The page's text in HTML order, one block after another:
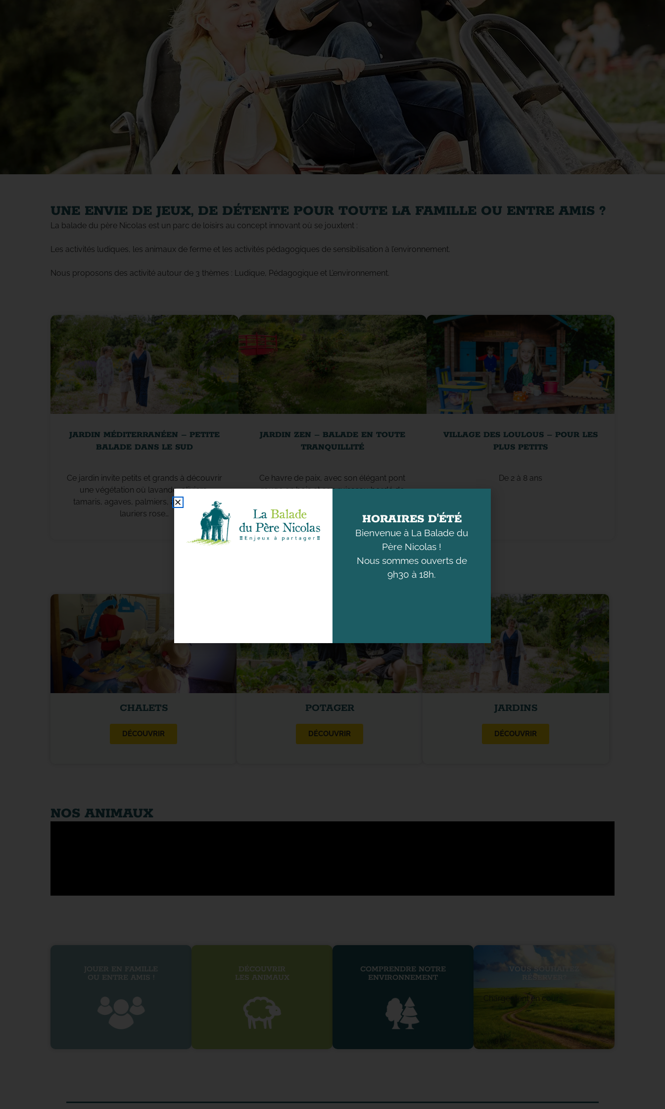
UNE ENVIE DE JEUX, DE DÉTENTE POUR TOUTE LA FAMILLE OU ENTRE AMIS ?
La balade du père Nicolas est un parc de loisirs au concept innovant où se jouxtent :
Les activités ludiques, les animaux de ferme et les activités pédagogiques de sensibilisation à l’environnement.
Nous proposons des activité autour de 3 thèmes : Ludique, Pédagogique et L’environnement.
JARDIN MÉDITERRANÉEN – PETITE
BALADE DANS LE SUD
Ce jardin invite petits et grands à découvrir
une végétation où lavande, oliviers,
tamaris, agaves, palmiers, agapanthes,
lauriers rose…
JARDIN ZEN – BALADE EN TOUTE
TRANQUILLITÉ
Ce havre de paix, avec son élégant pont
rouge en bois et son ruisseau bordé de
apaisante dans un cadre enchanteur.
VILLAGE DES LOULOUS – POUR LES
PLUS PETITS
De 2 à 8 ans
CHALETS
DÉCOUVRIR
POTAGER
DÉCOUVRIR
JARDINS
DÉCOUVRIR
NOS ANIMAUX
JOUER EN FAMILLE
OU ENTRE AMIS !
DÉCOUVRIR
LES ANIMAUX
COMPRENDRE NOTRE
ENVIRONNEMENT
VOUS SOUHAITEZ
Chargement en cours...
HORAIRES D'ÉTÉ
Bienvenue à La Balade du
Père Nicolas !
Nous sommes ouverts de
9h30 à 18h.